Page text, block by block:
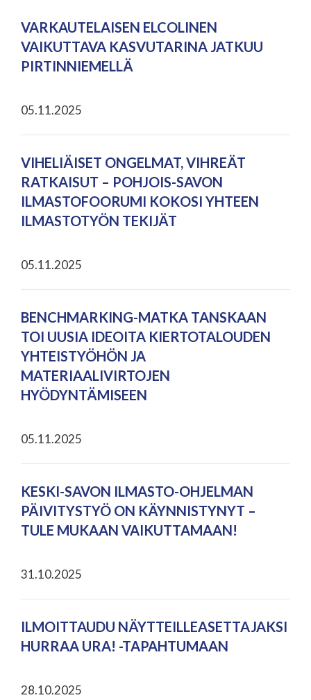
VARKAUTELAISEN ELCOLINEN
VAIKUTTAVA KASVUTARINA JATKUU
PIRTINNIEMELLÄ
05.11.2025
VIHELIÄISET ONGELMAT, VIHREÄT
RATKAISUT – POHJOIS-SAVON
ILMASTOFOORUMI KOKOSI YHTEEN
ILMASTOTYÖN TEKIJÄT
05.11.2025
BENCHMARKING-MATKA TANSKAAN
TOI UUSIA IDEOITA KIERTOTALOUDEN
YHTEISTYÖHÖN JA
MATERIAALIVIRTOJEN
HYÖDYNTÄMISEEN
05.11.2025
KESKI-SAVON ILMASTO-OHJELMAN
PÄIVITYSTYÖ ON KÄYNNISTYNYT –
TULE MUKAAN VAIKUTTAMAAN!
31.10.2025
ILMOITTAUDU NÄYTTEILLEASETTAJAKSI
HURRAA URA! -TAPAHTUMAAN
28.10.2025